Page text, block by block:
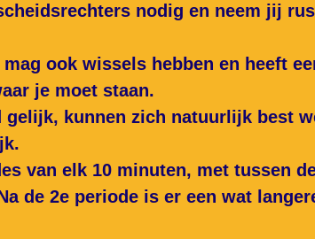
nodig en neem jij
ook wissels hebben en heeft
je moet staan.
kunnen zich natuurlijk best
van elk 10 minuten, met tussen
de 2e periode is er een wat